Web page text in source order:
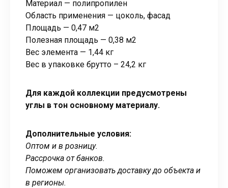
Материал — полипропилен
Область применения — цоколь, фасад
Площадь — 0,47 м2
Полезная площадь — 0,38 м2
Вес элемента — 1,44 кг
Вес в упаковке брутто – 24,2 кг
Для каждой коллекции предусмотрены
углы в тон основному материалу.
Дополнительные условия:
Оптом и в розницу.
Рассрочка от банков.
Поможем организовать доставку до объекта и
в регионы.